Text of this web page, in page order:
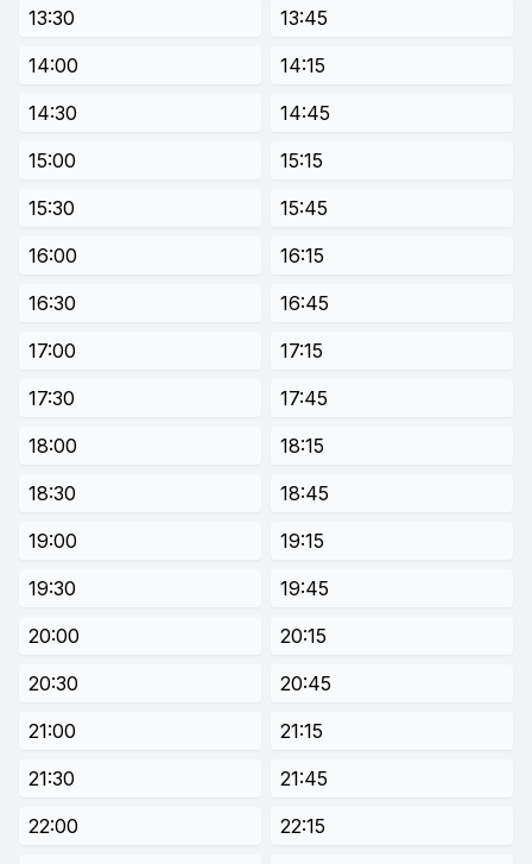
13:30
13:45
14:00
14:15
14:30
14:45
15:00
15:15
15:30
15:45
16:00
16:15
16:30
16:45
17:00
17:15
17:30
17:45
18:00
18:15
18:30
18:45
19:00
19:15
19:30
19:45
20:00
20:15
20:30
20:45
21:00
21:15
21:30
21:45
22:00
22:15